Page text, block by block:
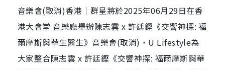
音樂會(取消)香港｜群星將於2025年06月29日在香
港大會堂 音樂廳舉辦陳志雲 x 許廷鏗《交響神探: 福
爾摩斯與華生醫生》音樂會(取消)，U Lifestyle為
大家整合陳志雲 x 許廷鏗《交響神探: 福爾摩斯與華